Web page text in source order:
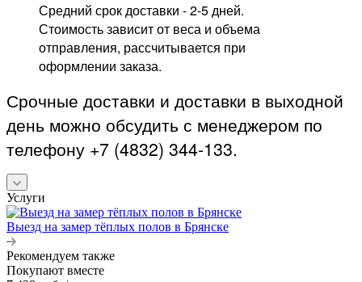
Средний срок доставки - 2-5 дней.
Стоимость зависит от веса и объема
отправления, рассчитывается при
оформлении заказа.
Срочные доставки и доставки в выходной
день можно обсудить с менеджером по
телефону +7 (4832) 344-133.
Услуги
Выезд на замер тёплых полов в Брянске
Рекомендуем также
Покупают вместе